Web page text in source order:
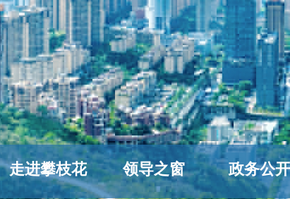
走进攀枝花 领导之窗 政务公开